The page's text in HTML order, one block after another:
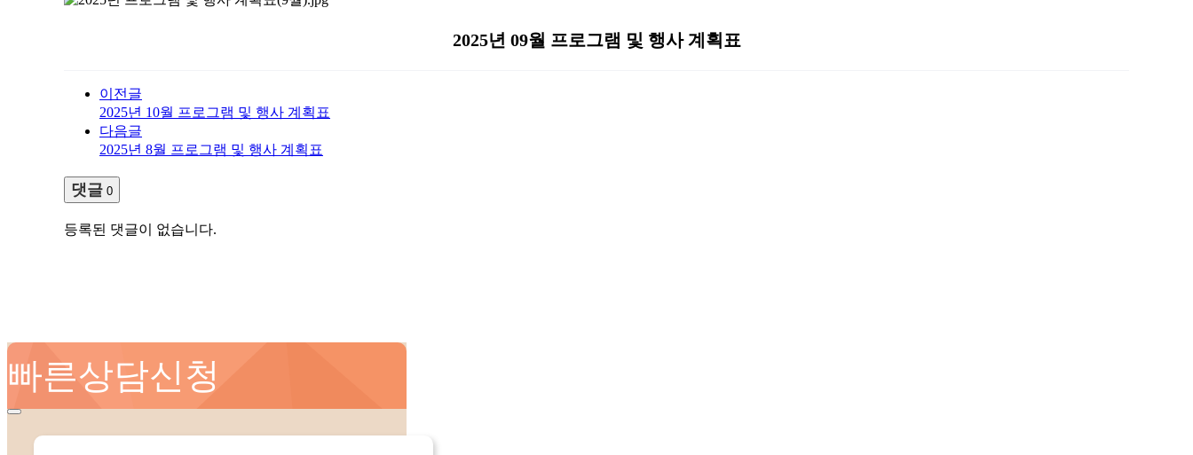
2025년 09월 프로그램 및 행사 계획표
이전글
2025년 10월 프로그램 및 행사 계획표
다음글
2025년 8월 프로그램 및 행사 계획표
댓글 0
등록된 댓글이 없습니다.
빠른상담신청